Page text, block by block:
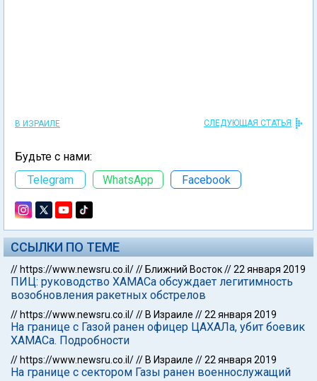
В ИЗРАИЛЕ СЛЕДУЮЩАЯ СТАТЬЯ
Будьте с нами:
Telegram
WhatsApp Facebook
ССЫЛКИ ПО ТЕМЕ
// https://www.newsru.co.il/// Ближний Восток//22 января 2019
ПИЦ: руководство ХАМАСа обсуждает легитимность
возобновления ракетных обстрелов
// https://www.newsru.co.il/// В Израиле //22 января 2019
На границе с Газой ранен офицер ЦАХАЛа, убит боевик
ХАМАСа. Подробности
// https://www.newsru.co.il/// В Израиле //22 января 2019
На границе с сектором Газы ранен военнослужащий